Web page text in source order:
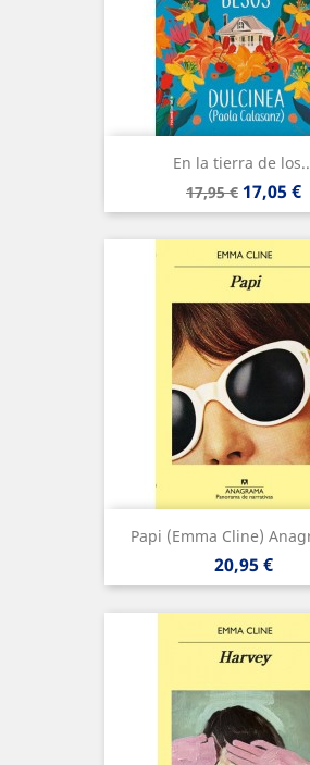
En la tierra de
Precio
base
17,95 € Precio
17,05 €
Papi (Emma Cline)
Precio
20,95 €